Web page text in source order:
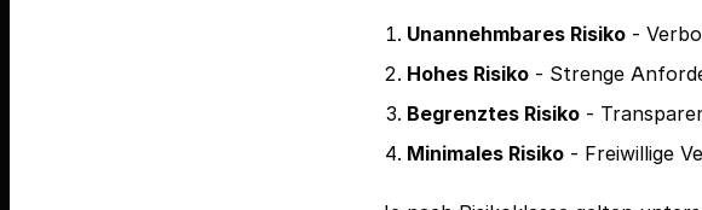
Unannehmbares Risiko -
Hohes Risiko - Strenge
Begrenztes Risiko -
Minimales Risiko - Freiwillige